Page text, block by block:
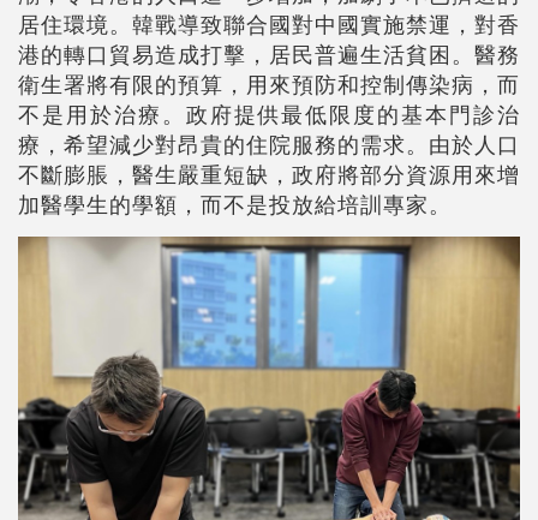
居住環境。韓戰導致聯合國對中國實施禁運，對香
港的轉口貿易造成打擊，居民普遍生活貧困。醫務
衛生署將有限的預算，用來預防和控制傳染病，而
不是用於治療。政府提供最低限度的基本門診治
療，希望減少對昂貴的住院服務的需求。由於人口
不斷膨脹，醫生嚴重短缺，政府將部分資源用來增
加醫學生的學額，而不是投放給培訓專家。